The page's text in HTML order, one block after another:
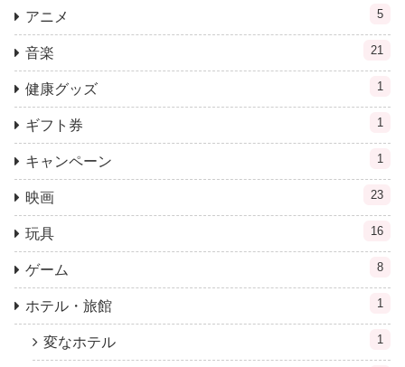
アニメ 5
音楽 21
健康グッズ 1
ギフト券 1
キャンペーン 1
映画 23
玩具 16
ゲーム 8
ホテル・旅館 1
変なホテル 1